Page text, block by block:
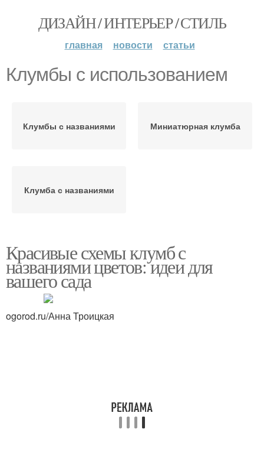
ДИЗАЙН / ИНТЕРЬЕР / СТИЛЬ
главная новости статьи
Клумбы с использованием
Клумбы с названиями Миниатюрная клумба
Клумба с названиями
Красивые схемы клумб с
названиями цветов: идеи для
вашего сада
ogorod.ru/Анна Троицкая